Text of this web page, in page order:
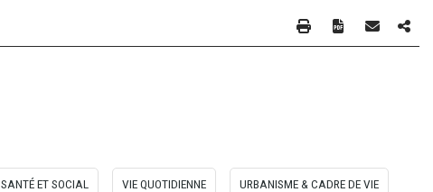
ET SOCIAL VIE QUOTIDIENNE URBANISME & CADRE DE VIE